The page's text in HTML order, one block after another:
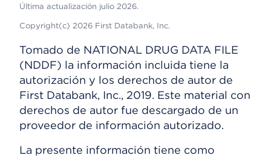
Última actualización julio 2026.
Copyright(c) 2026 First Databank, Inc.
Tomado de NATIONAL DRUG DATA FILE
(NDDF) la información incluida tiene la
autorización y los derechos de autor de
First Databank, Inc., 2019. Este material con
derechos de autor fue descargado de un
proveedor de información autorizado.
La presente información tiene como